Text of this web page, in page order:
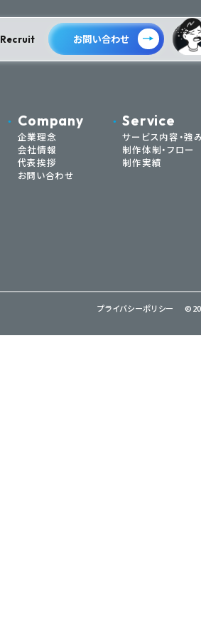
Recruit お問い合わせ
Company
企業理念
会社情報
代表挨拶
お問い合わせ
Service
サービス内容・強
制作体制・フロー
制作実績
プライバシーポリシー